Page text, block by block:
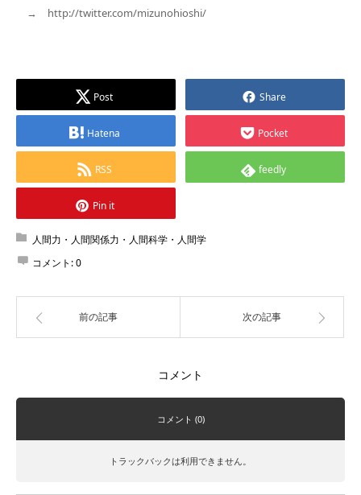
→ http://twitter.com/mizunohioshi/
Post Share
Hatena Pocket
RSS feedly
Pin it
人間力・人間関係力・人間科学・人間学
コメント:0
前の記事 次の記事
コメント
コメント (0)
トラックバックは利用できません。